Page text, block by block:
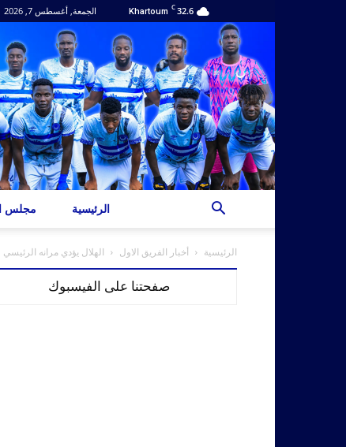
32.6
C
Khartoum الجمعة, أغسطس 7, 2026
مجلس الرئيسية
الرئيسية أخبار الفريق الاول الهلال يؤدي مرانه
صفحتنا على الفيسبوك